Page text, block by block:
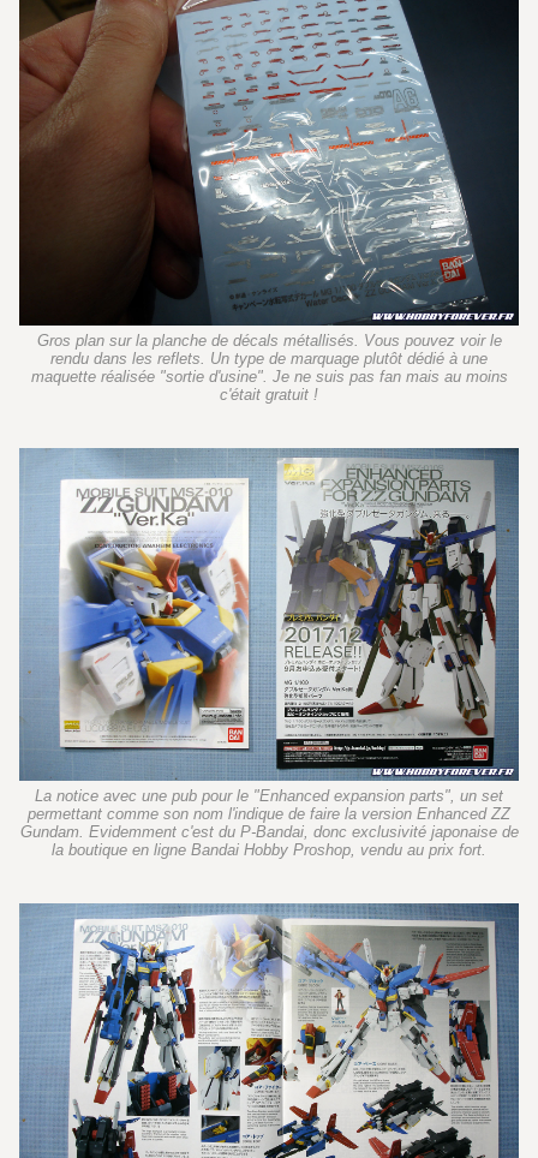
Gros plan sur la planche de décals métallisés. Vous pouvez voir le
rendu dans les reflets. Un type de marquage plutôt dédié à une
maquette réalisée "sortie d'usine". Je ne suis pas fan mais au moins
c'était gratuit !
La notice avec une pub pour le "Enhanced expansion parts", un set
permettant comme son nom l'indique de faire la version Enhanced ZZ
Gundam. Evidemment c'est du P-Bandai, donc exclusivité japonaise de
la boutique en ligne Bandai Hobby Proshop, vendu au prix fort.